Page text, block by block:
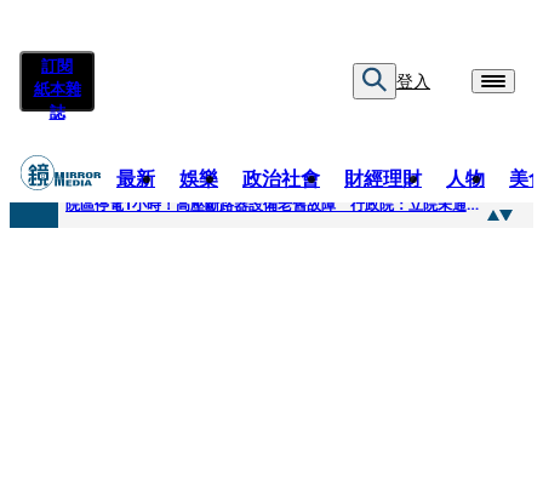
訂閱
紙本雜
誌
登入
最新 娛樂 政治社會 財經理財 人物 美
快訊
院區停電1小時！高壓斷路器設備老舊故障 行政院：立院未通過預算